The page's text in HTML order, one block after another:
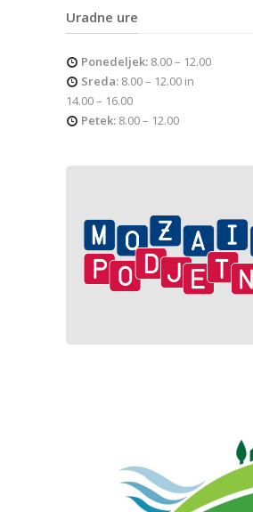
Uradne ure
Ponedeljek: 8.00 – 12.00
Sreda: 8.00 – 12.00 in
14.00 – 16.00
Petek: 8.00 – 12.00